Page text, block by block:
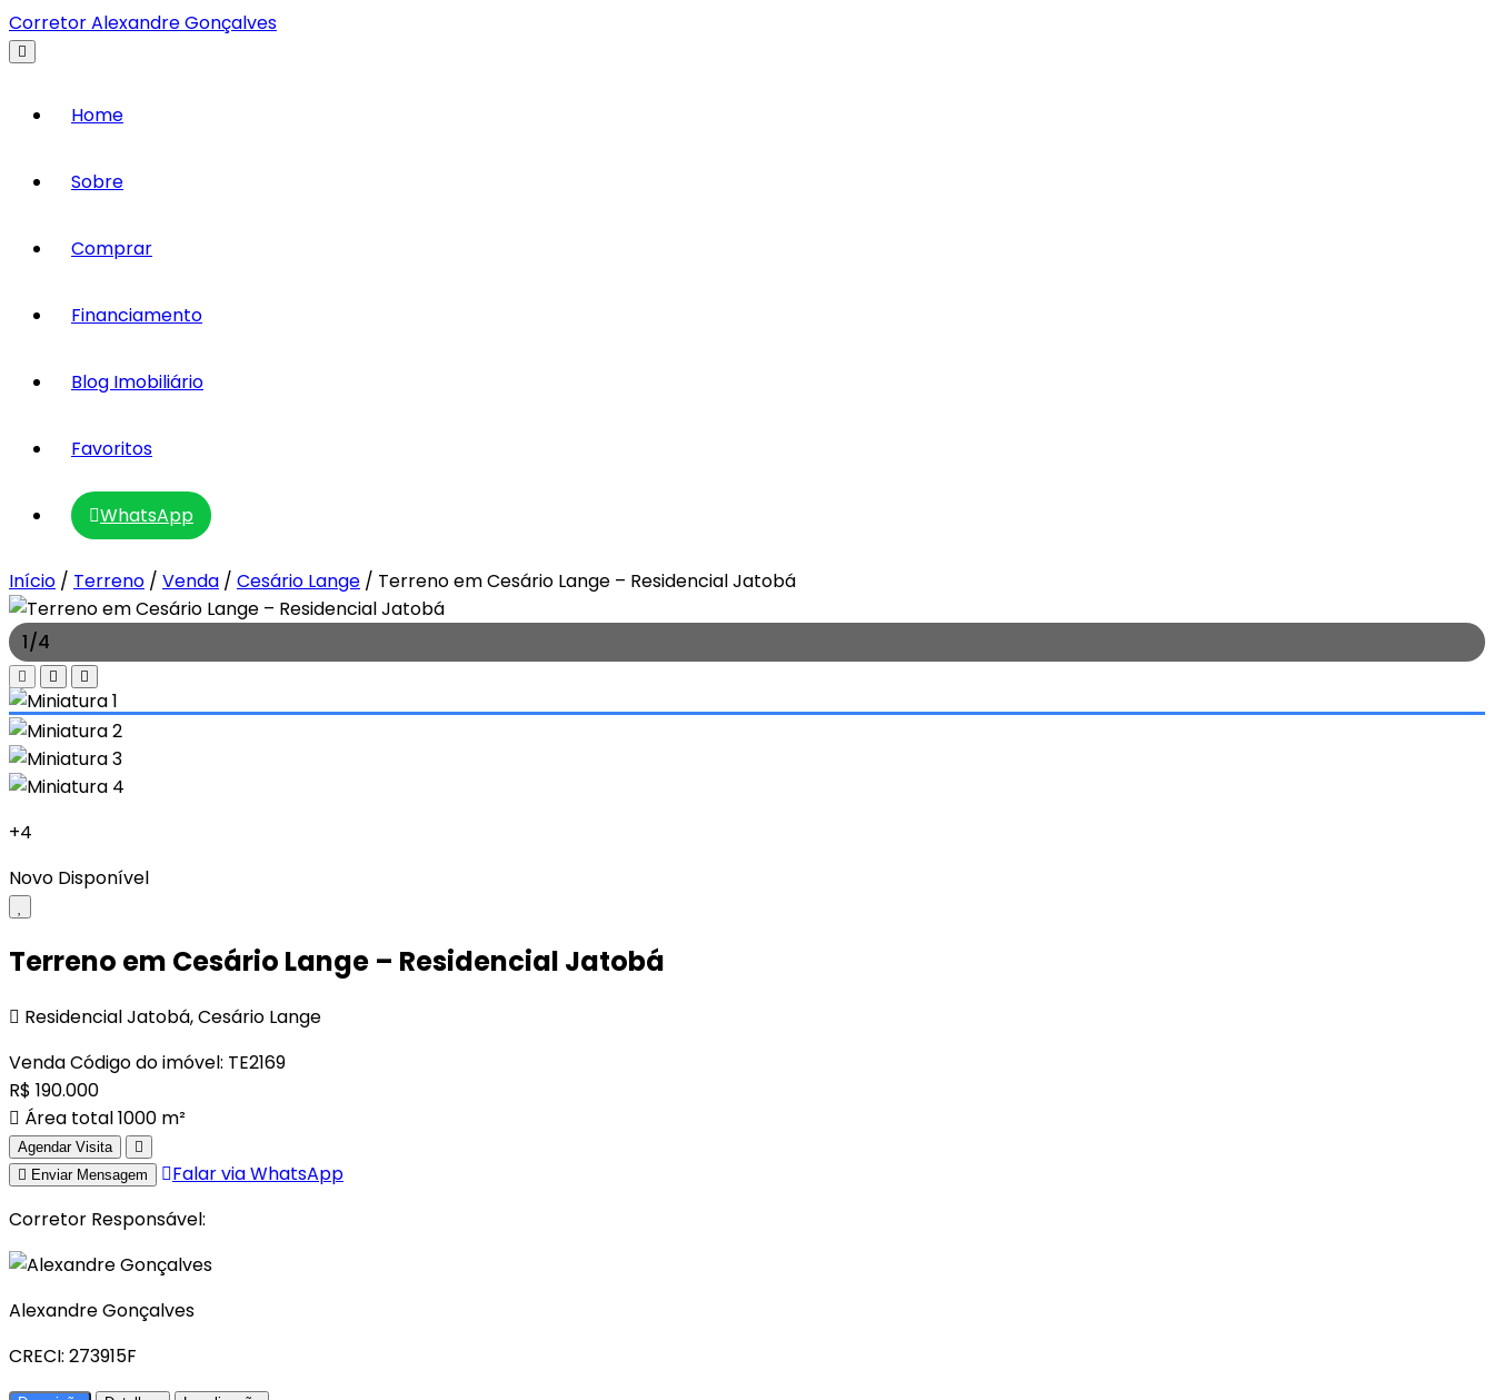
Corretor Alexandre Gonçalves
Home
Sobre
Comprar
Financiamento
Blog Imobiliário
Favoritos
WhatsApp
Início / Terreno / Venda / Cesário Lange / Terreno em Cesário Lange – Residencial Jatobá
1/4
+4
Novo Disponível
Terreno em Cesário Lange – Residencial Jatobá
Residencial Jatobá, Cesário Lange
VendaCódigo do imóvel: TE2169
R$ 190.000
Área total 1000 m²
Agendar Visita
Enviar Mensagem
Falar via WhatsApp
Corretor Responsável:
Alexandre Gonçalves
CRECI: 273915F